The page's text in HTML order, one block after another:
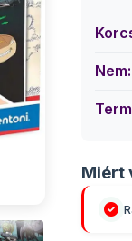
Nem:
Miért